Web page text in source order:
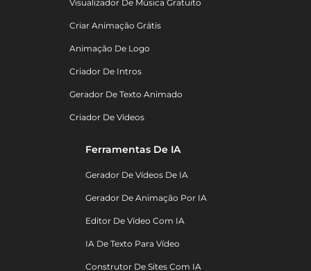
Visualizador De Música Gratuito
Criar Animação Grátis
Animação De Logo
Criador De Intros
Gerador De Texto Animado
Criador De Vídeos
Ferramentas De IA
Gerador De Vídeos De IA
Gerador De Animação Por IA
Editor De Vídeo Com IA
IA De Texto Para Vídeo
Construtor De Sites Com IA